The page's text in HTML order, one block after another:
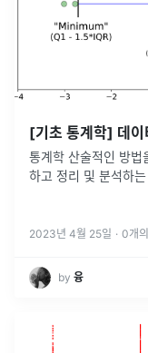
[기초 통계학] 데이
통계학 산술적인 방법
하고 정리 및 분석하
2023년 4월 25일 · 0개
by 융